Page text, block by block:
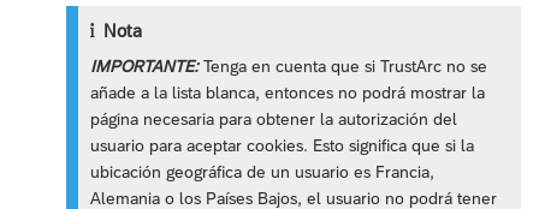
Nota
IMPORTANTE:Tenga en cuenta que si TrustArc no se
añade a la lista blanca, entonces no podrá mostrar la
página necesaria para obtener la autorización del
usuario para aceptar cookies. Esto significa que si la
ubicación geográfica de un usuario es Francia,
Alemania o los Países Bajos, el usuario no podrá tener